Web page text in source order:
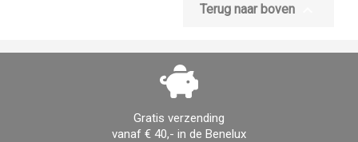
Terug naar boven
Gratis verzending
vanaf € 40,- in de Benelux